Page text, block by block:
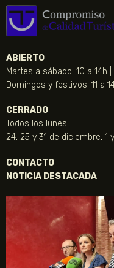
ABIERTO
Martes a sábado: 10 a 14h |
Domingos y festivos: 11 a
CERRADO
Todos los lunes
24, 25 y 31 de diciembre, 1
CONTACTO
NOTICIA DESTACADA